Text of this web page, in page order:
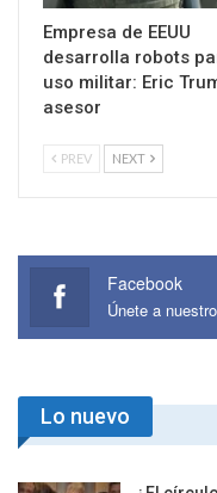
Empresa de EEUU
desarrolla robots
uso militar: Eric
asesor
PREV NEXT
Facebook
Únete a
Lo nuevo